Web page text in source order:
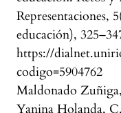
Representaciones,
educación),
https://
codigo=5904762
Maldonado
Yanina Holanda,